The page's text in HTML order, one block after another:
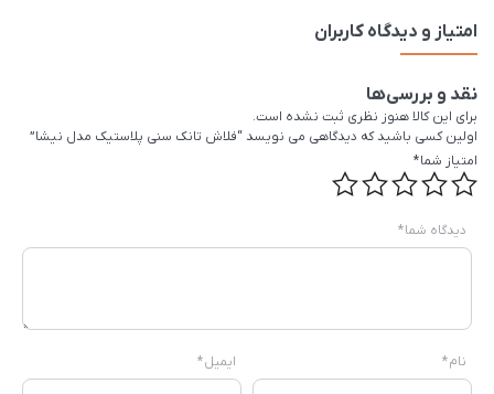
امتیاز و دیدگاه کاربران
نقد و بررسی‌ها
برای این کالا هنوز نظری ثبت نشده است.
اولین کسی باشید که دیدگاهی می نویسد “فلاش تانک سنی پلاستیک مدل نیشا”
امتیاز شما*
دیدگاه شما*
نام* ایمیل*